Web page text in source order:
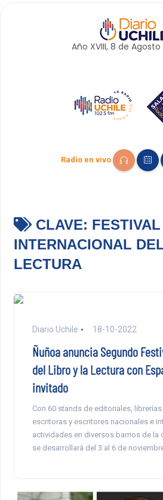
Año XVIII, 8 de Agosto
Radio en vivo
CLAVE: FESTIVAL
INTERNACIONAL
LECTURA
Diario Uchile 18-10-2022
Ñuñoa anuncia Segundo
del Libro y la Lectura con
invitado
Con 60 stands de editoriales,
escritoras y escritores nacionales e
actividades en diversos barrios de la
se desarrollará del 3 al 6 de